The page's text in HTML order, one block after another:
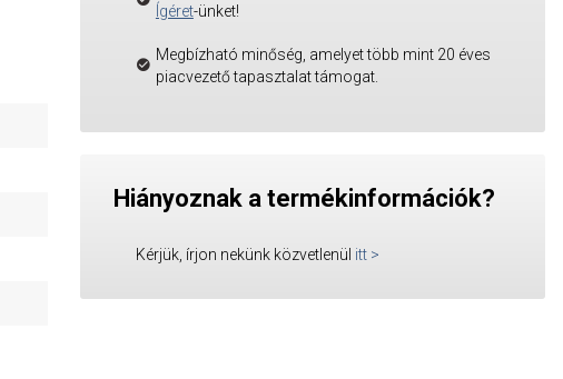
Ígéret-ünket!
Megbízható minőség, amelyet több mint 20 éves
piacvezető tapasztalat támogat.
Hiányoznak a termékinformációk?
Kérjük, írjon nekünk közvetlenül itt >